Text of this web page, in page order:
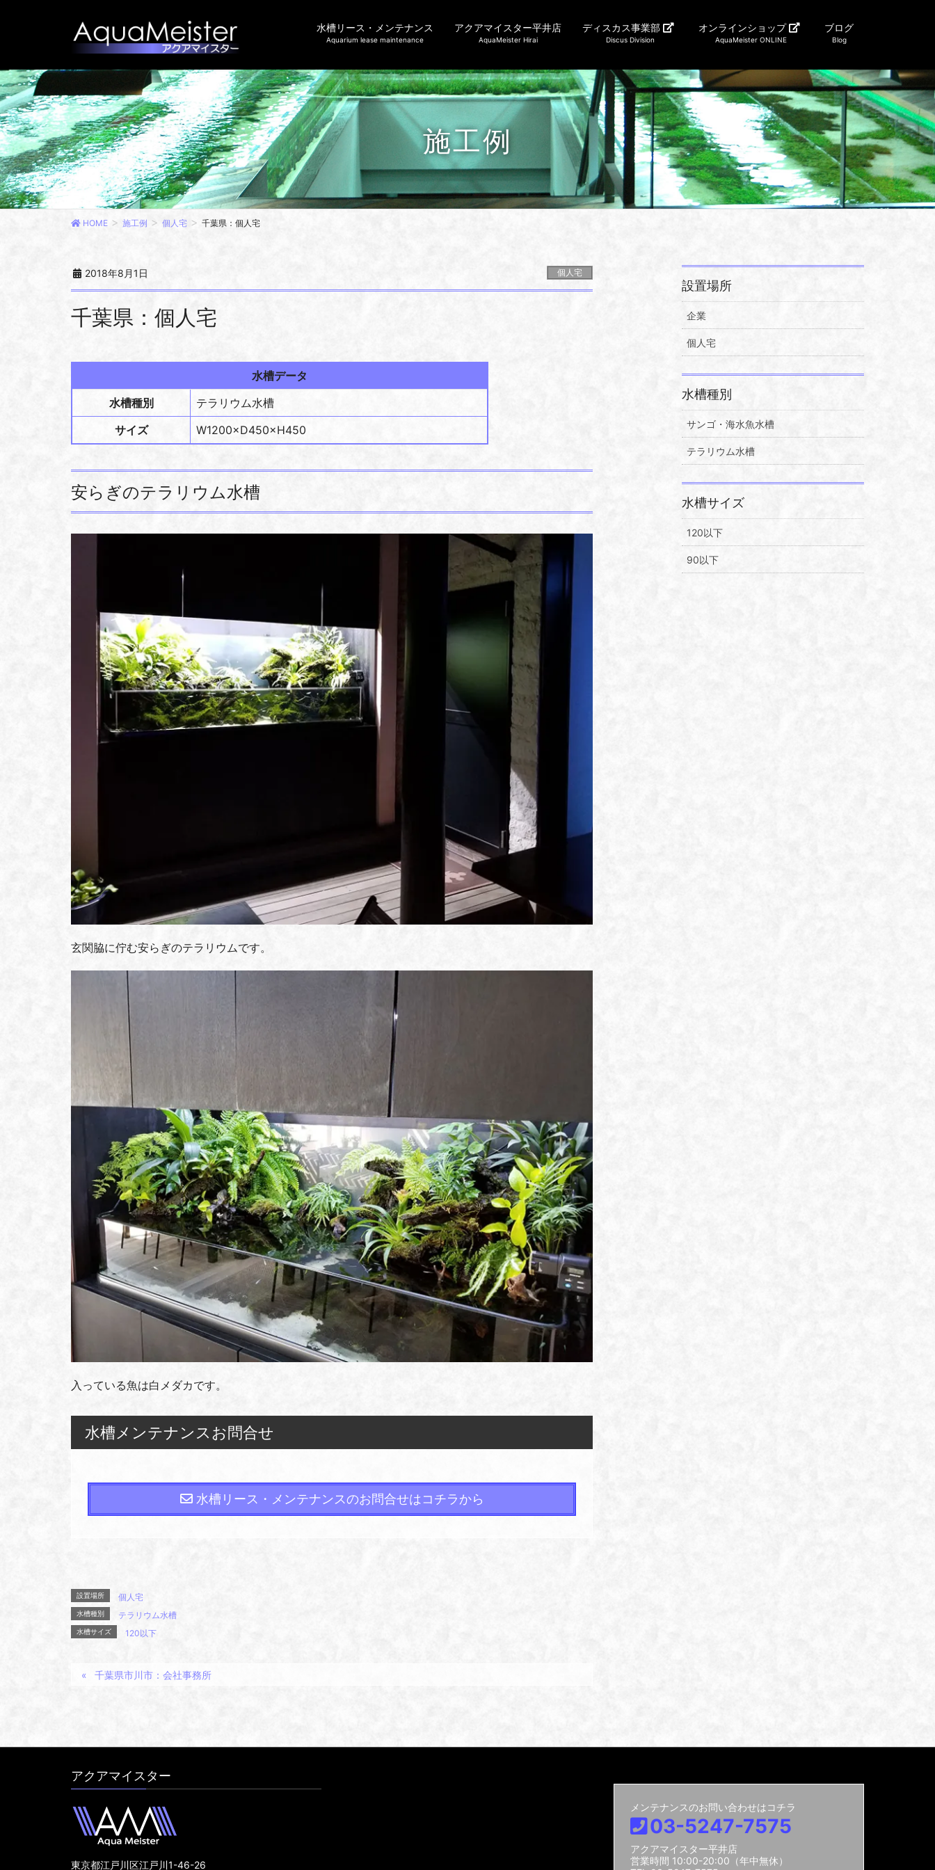
水槽リース・メンテナンス
Aquarium lease maintenance
アクアマイスター平井店
AquaMeister Hirai
ディスカス事業部
Discus Division
オンラインショップ
AquaMeister ONLINE
ブログ
Blog
施工例
HOME 施工例 個人宅 千葉県：個人宅
2018年8月1日 個人宅
千葉県：個人宅
水槽データ
水槽種別
テラリウム水槽
サイズ
W1200×D450×H450
安らぎのテラリウム水槽
玄関脇に佇む安らぎのテラリウムです。
入っている魚は白メダカです。
水槽メンテナンスお問合せ
水槽リース・メンテナンスのお問合せはコチラから
設置場所 個人宅
水槽種別 テラリウム水槽
水槽サイズ 120以下
千葉県市川市：会社事務所
設置場所
企業
個人宅
水槽種別
サンゴ・海水魚水槽
テラリウム水槽
水槽サイズ
120以下
90以下
アクアマイスター
東京都江戸川区江戸川1-46-26
メンテナンスのお問い合わせはコチラ
03-5247-7575
アクアマイスター平井店
営業時間 10:00-20:00（年中無休）